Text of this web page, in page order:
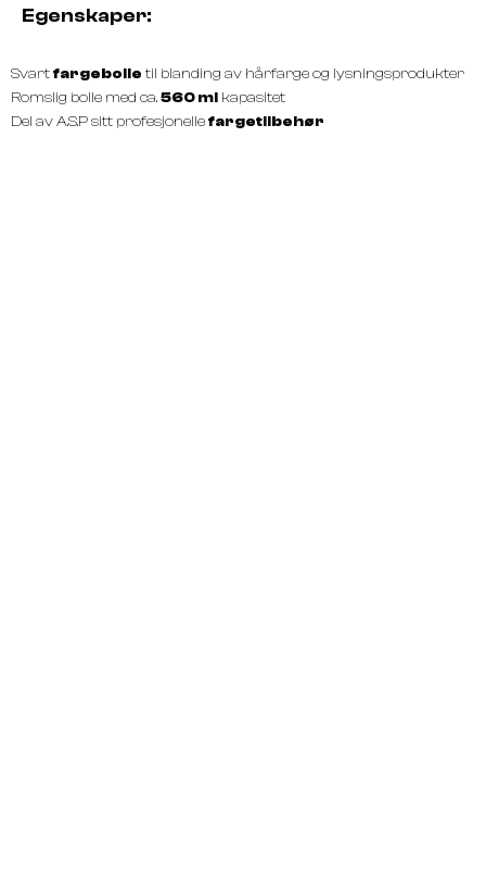
Egenskaper:
Svartfargebolle til blanding av hårfarge og lysningsprodukter
Romslig bolle med ca.560 ml kapasitet
Del av A.S.P sitt profesjonellefargetilbehør